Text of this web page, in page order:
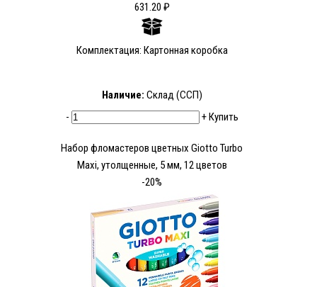
631.20 ₽
Комплектация: Картонная коробка
Наличие: Склад (ССП)
-
+Купить
Набор фломастеров цветных Giotto Turbo
Maxi, утолщенные, 5 мм, 12 цветов
-20%